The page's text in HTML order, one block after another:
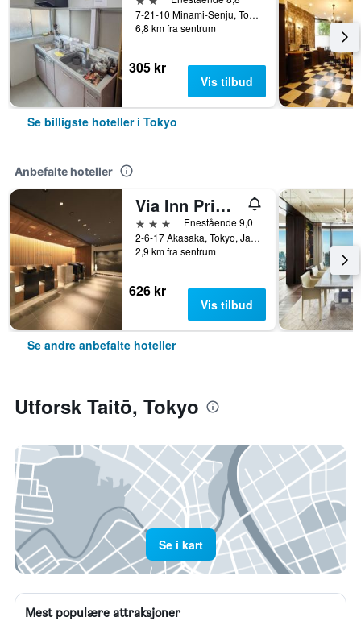
7-21-10 Minami-Senju, Tokyo, Japan
6,8 km fra sentrum
305 kr
Vis tilbud
Se billigste hoteller i Tokyo
Anbefalte hoteller
Via Inn Prime Akasaka
3 stjernerEnestående 9,0
2-6-17 Akasaka, Tokyo, Japan
2,9 km fra sentrum
626 kr
Vis tilbud
Se andre anbefalte hoteller
Utforsk Taitō, Tokyo
Se i kart
Mest populære attraksjoner